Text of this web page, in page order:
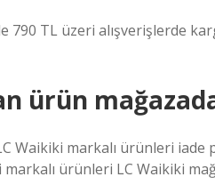
790 TL üzeri alışverişlerde
ürün
LC Waikiki markalı ürünleri
markalı ürünleri LC Waikiki